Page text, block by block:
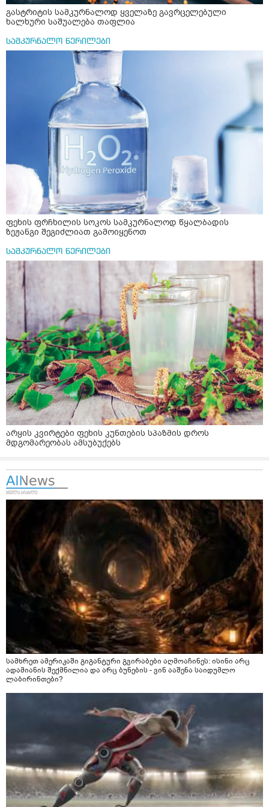
გასტრიტის სამკურნალოდ ყველაზე გავრცელებული
ხალხური საშუალება თაფლია
სამკურნალო წერილები
ფეხის ფრჩხილის სოკოს სამკურნალოდ წყალბადის
ზეჟანგი შეგიძლიათ გამოიყენოთ
სამკურნალო წერილები
არყის კვირტები ფეხის კუნთების სპაზმის დროს
მდგომარეობას ამსუბუქებს
სამხრეთ ამერიკაში გიგანტური გვირაბები აღმოაჩინეს: ისინი არც
ადამიანის შექმნილია და არც ბუნების - ვინ ააშენა საიდუმლო
ლაბირინთები?